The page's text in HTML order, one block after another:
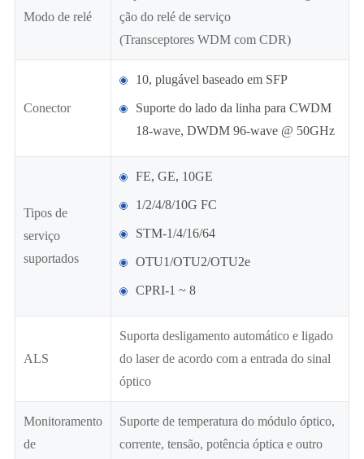
Modo de relé
ção do relé de serviço
(Transceptores WDM com CDR)
Conector
10, plugável baseado em SFP
Suporte do lado da linha para CWDM
18-wave, DWDM 96-wave @ 50GHz
Tipos de
serviço
suportados
FE, GE, 10GE
1/2/4/8/10G FC
STM-1/4/16/64
OTU1/OTU2/OTU2e
CPRI-1 ~ 8
ALS
Suporta desligamento automático e ligado
do laser de acordo com a entrada do sinal
óptico
Monitoramento
de
Suporte de temperatura do módulo óptico,
corrente, tensão, potência óptica e outro